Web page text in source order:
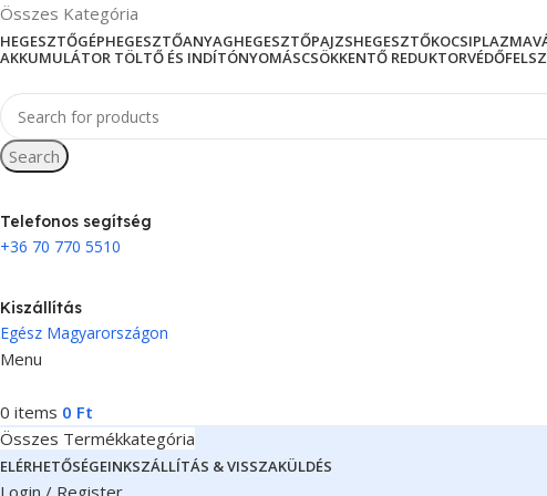
Összes Kategória
HEGESZTŐGÉPHEGESZTŐANYAGHEGESZTŐPAJZSHEGESZTŐKOCSI
AKKUMULÁTOR TÖLTŐ ÉS INDÍTÓNYOMÁSCSÖKKENTŐ REDUKTOR
Search
Telefonos segítség
+36 70 770 5510
Kiszállítás
Egész Magyarországon
Menu
0 items 0 Ft
Összes Termékkategória
ELÉRHETŐSÉGEINKSZÁLLÍTÁS & VISSZAKÜLDÉS
Login / Register